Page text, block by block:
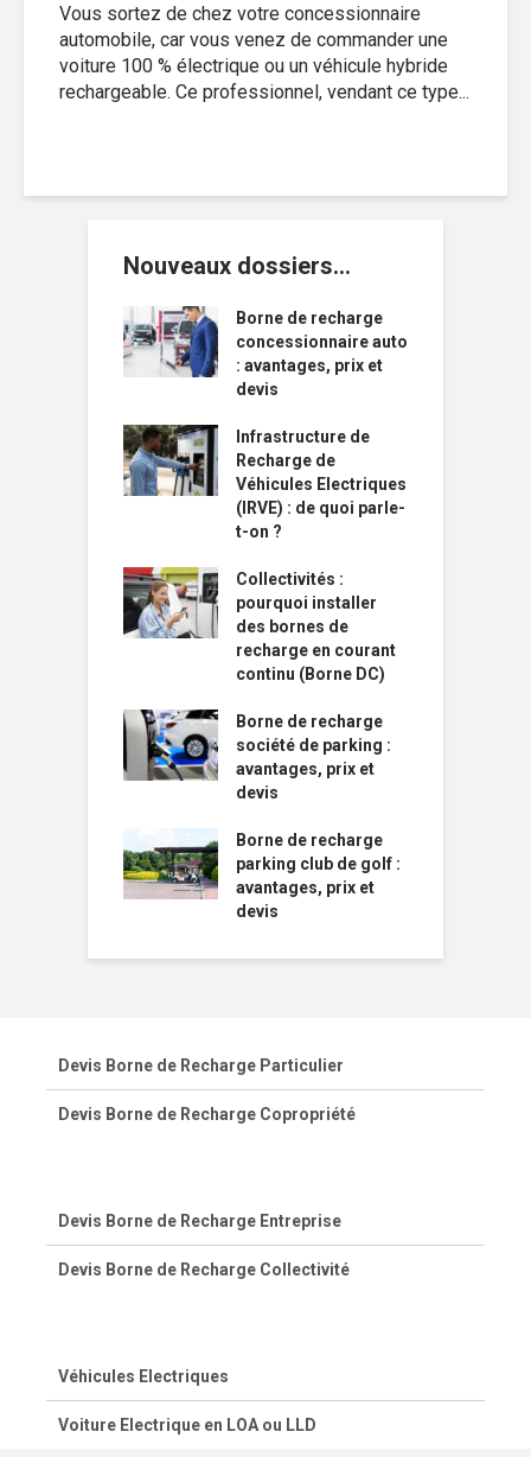
Vous sortez de chez votre concessionnaire
automobile, car vous venez de commander une
voiture 100 % électrique ou un véhicule hybride
rechargeable. Ce professionnel, vendant ce type...
Nouveaux dossiers…
Borne de recharge
concessionnaire auto
: avantages, prix et
devis
Infrastructure de
Recharge de
Véhicules Electriques
(IRVE) : de quoi parle-
t-on ?
Collectivités :
pourquoi installer
des bornes de
recharge en courant
continu (Borne DC)
Borne de recharge
société de parking :
avantages, prix et
devis
Borne de recharge
parking club de golf :
avantages, prix et
devis
Devis Borne de Recharge Particulier
Devis Borne de Recharge Copropriété
Devis Borne de Recharge Entreprise
Devis Borne de Recharge Collectivité
Véhicules Electriques
Voiture Electrique en LOA ou LLD